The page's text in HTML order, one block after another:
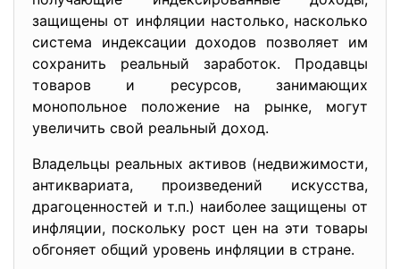
защищены от инфляции настолько, насколько
система индексации доходов позволяет им
сохранить реальный заработок. Продавцы
товаров и ресурсов, занимающих
монопольное положение на рынке, могут
увеличить свой реальный доход.
Владельцы реальных активов (недвижимости,
антиквариата, произведений искусства,
драгоценностей и т.п.) наиболее защищены от
инфляции, поскольку рост цен на эти товары
обгоняет общий уровень инфляции в стране.